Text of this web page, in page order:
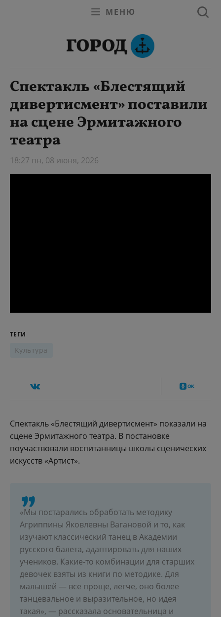
МЕНЮ
Спектакль «Блестящий
дивертисмент» поставили
на сцене Эрмитажного
театра
18:27 пн, 08 июня, 2026
ТЕГИ
Культура
Спектакль «Блестящий дивертисмент» показали на
сцене Эрмитажного театра. В постановке
поучаствовали воспитанницы школы сценических
искусств «Артист».
«Мы постарались обработать методику
Агриппины Яковлевны Вагановой и то, как
изучают классический танец в Академии
русского балета, адаптировать для наших
учеников. Какие-то комбинации для старших
девочек взяты из книги по методике. Для
малышей — все проще, легче, оно более
танцевальное и выразительное, но идея
такая», — рассказала основательница и